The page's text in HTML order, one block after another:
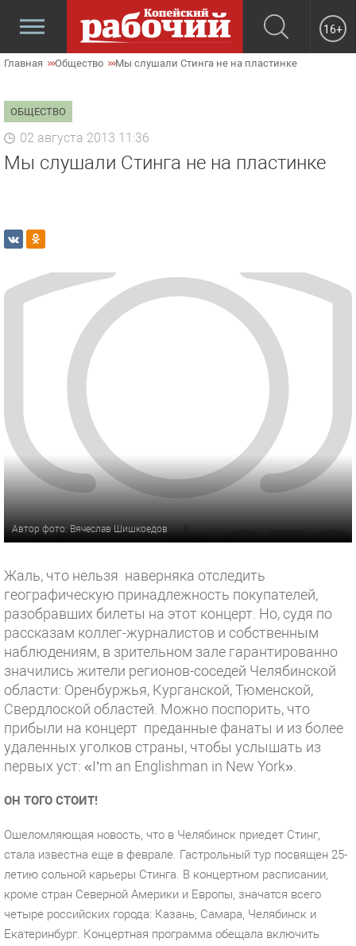
16+
Главная Общество Мы слушали Стинга не на пластинке
ОБЩЕСТВО
02 августа 2013 11:36
Мы слушали Стинга не на пластинке
Автор фото: Вячеслав Шишкоедов
Жаль, что нельзя наверняка отследить
географическую принадлежность покупателей,
разобравших билеты на этот концерт. Но, судя по
рассказам коллег-журналистов и собственным
наблюдениям, в зрительном зале гарантированно
значились жители регионов-соседей Челябинской
области: Оренбуржья, Курганской, Тюменской,
Свердлоской областей. Можно поспорить, что
прибыли на концерт преданные фанаты и из более
удаленных уголков страны, чтобы услышать из
первых уст: «I’m an Englishman in New York».
ОН ТОГО СТОИТ!
Ошеломляющая новость, что в Челябинск приедет Стинг,
стала известна еще в феврале. Гастрольный тур посвящен 25-
летию сольной карьеры Стинга. В концертном расписании,
кроме стран Северной Америки и Европы, значатся всего
четыре российских города: Казань, Самара, Челябинск и
Екатеринбург. Концертная программа обещала включить